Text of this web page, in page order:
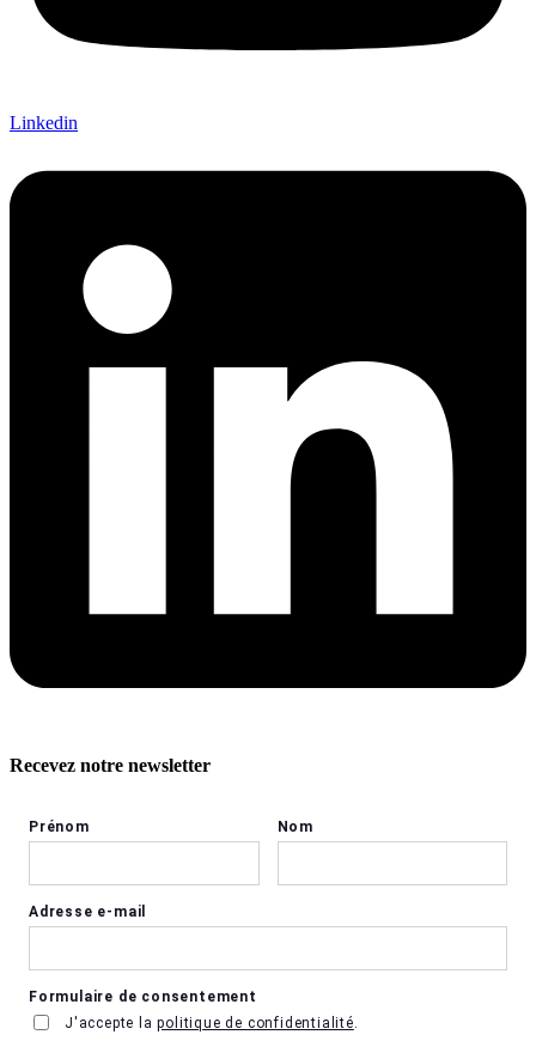
Linkedin
Recevez notre newsletter